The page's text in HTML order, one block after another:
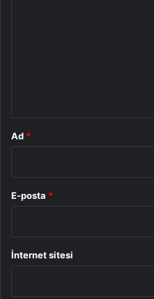
Ad *
E-posta *
İnternet sitesi